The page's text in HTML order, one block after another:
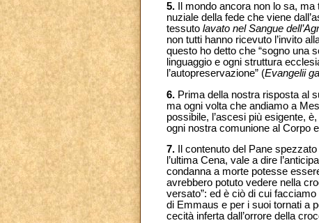
5.
Il mondo ancora non lo sa, ma
nuziale della fede che viene
tessuto lavato nel Sangue
non tutti hanno ricevuto l’invito
questo ho detto che “sogno una
linguaggio e ogni struttura
l’autopreservazione” (Evangelii
6. Prima della nostra risposta al
ma ogni volta che andiamo a
possibile, l’ascesi più esigente,
ogni nostra comunione al Corpo
7.
Il contenuto del Pane
l’ultima Cena, vale a dire
condanna a morte potesse
avrebbero potuto vedere nella
versato”: ed è ciò di cui
di Emmaus e per i suoi tornati a
cecità inferta dall’orrore della